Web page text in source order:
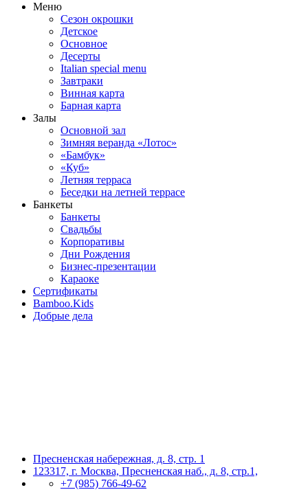
Меню
Сезон окрошки
Детское
Основное
Десерты
Italian special menu
Завтраки
Винная карта
Барная карта
Залы
Основной зал
Зимняя веранда «Лотос»
«Бамбук»
«Куб»
Летняя терраса
Беседки на летней террасе
Банкеты
Банкеты
Свадьбы
Корпоративы
Дни Рождения
Бизнес-презентации
Караоке
Сертификаты
Bamboo.Kids
Добрые дела
Пресненская набережная, д. 8, стр. 1
123317, г. Москва, Пресненская наб., д. 8, стр.1,
+7 (985) 766-49-62